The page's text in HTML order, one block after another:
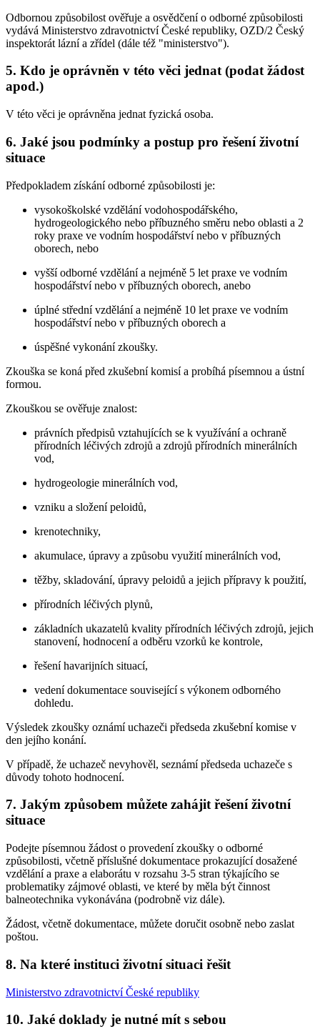
Odbornou způsobilost ověřuje a osvědčení o odborné způsobilosti
vydává Ministerstvo zdravotnictví České republiky, OZD/2 Český
inspektorát lázní a zřídel (dále též "ministerstvo").
5. Kdo je oprávněn v této věci jednat (podat žádost
apod.)
V této věci je oprávněna jednat fyzická osoba.
6. Jaké jsou podmínky a postup pro řešení životní
situace
Předpokladem získání odborné způsobilosti je:
vysokoškolské vzdělání vodohospodářského,
hydrogeologického nebo příbuzného směru nebo oblasti a 2
roky praxe ve vodním hospodářství nebo v příbuzných
oborech, nebo
vyšší odborné vzdělání a nejméně 5 let praxe ve vodním
hospodářství nebo v příbuzných oborech, anebo
úplné střední vzdělání a nejméně 10 let praxe ve vodním
hospodářství nebo v příbuzných oborech a
úspěšné vykonání zkoušky.
Zkouška se koná před zkušební komisí a probíhá písemnou a ústní
formou.
Zkouškou se ověřuje znalost:
právních předpisů vztahujících se k využívání a ochraně
přírodních léčivých zdrojů a zdrojů přírodních minerálních
vod,
hydrogeologie minerálních vod,
vzniku a složení peloidů,
krenotechniky,
akumulace, úpravy a způsobu využití minerálních vod,
těžby, skladování, úpravy peloidů a jejich přípravy k použití,
přírodních léčivých plynů,
základních ukazatelů kvality přírodních léčivých zdrojů, jejich
stanovení, hodnocení a odběru vzorků ke kontrole,
řešení havarijních situací,
vedení dokumentace související s výkonem odborného
dohledu.
Výsledek zkoušky oznámí uchazeči předseda zkušební komise v
den jejího konání.
V případě, že uchazeč nevyhověl, seznámí předseda uchazeče s
důvody tohoto hodnocení.
7. Jakým způsobem můžete zahájit řešení životní
situace
Podejte písemnou žádost o provedení zkoušky o odborné
způsobilosti, včetně příslušné dokumentace prokazující dosažené
vzdělání a praxe a elaborátu v rozsahu 3-5 stran týkajícího se
problematiky zájmové oblasti, ve které by měla být činnost
balneotechnika vykonávána (podrobně viz dále).
Žádost, včetně dokumentace, můžete doručit osobně nebo zaslat
poštou.
8. Na které instituci životní situaci řešit
Ministerstvo zdravotnictví České republiky
10. Jaké doklady je nutné mít s sebou